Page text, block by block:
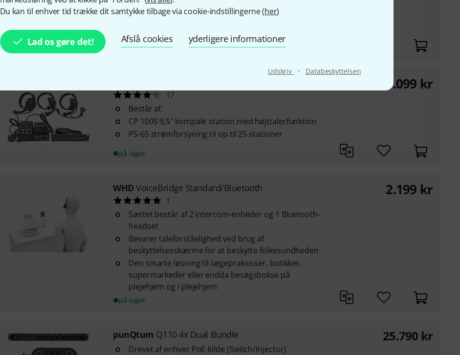
Du kan til enhver tid trække dit samtykke tilbage via cookie-indstillingerne (her)
Lad os gøre det! Afslå cookies yderligere informationer
Udskriv · Databeskyttelsen
plejehjem
foran enheden
på lager
17
Består af:
CP 100S 9,5" kompakt station med højttalerfunktion
PS-65 strømforsyning til op til 25 stationer
på lager
9.099 kr
WHD VoiceBridge Standard/Bluetooth
1
Sættet består af 2 intercom-enheder og 1 Bluetooth-
headset
Bevarer taleforståelighed ved brug af
beskyttelsesskærme for at beskytte folkesundheden
Den smarte løsning til lægepraksisser, butikker,
supermarkeder eller endda besøgsbokse på
plejehjem og i plejehjem
på lager
2.199 kr
punQtum Q110 4x Dual Bundle
Drevet af enhver PoE-kilde (Switch/Injector)
25.790 kr